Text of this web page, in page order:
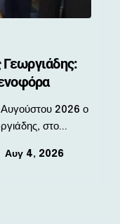
στο...
Αυγ 4, 2026